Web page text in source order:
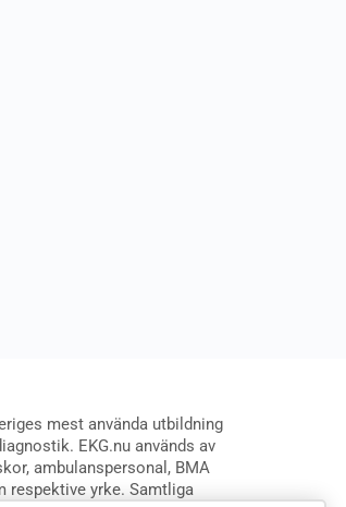
mest använda utbildning
EKG.nu används av
ambulanspersonal, BMA
respektive yrke. Samtliga